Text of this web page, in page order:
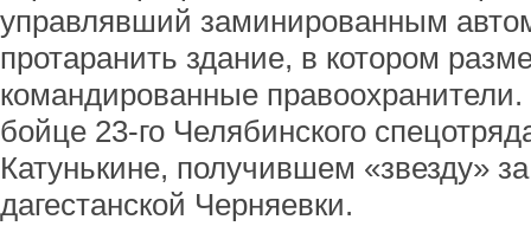
управлявший заминированным
протаранить здание, в котором
командированные
бойце 23-го Челябинского
Катунькине, получившем «звезду»
дагестанской Черняевки.